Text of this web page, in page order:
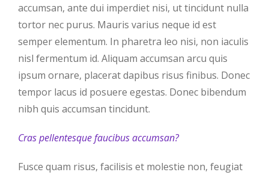
accumsan, ante dui imperdiet nisi, ut tincidunt nulla
tortor nec purus. Mauris varius neque id est
semper elementum. In pharetra leo nisi, non iaculis
nisl fermentum id. Aliquam accumsan arcu quis
ipsum ornare, placerat dapibus risus finibus. Donec
tempor lacus id posuere egestas. Donec bibendum
nibh quis accumsan tincidunt.
Cras pellentesque faucibus accumsan?
Fusce quam risus, facilisis et molestie non, feugiat